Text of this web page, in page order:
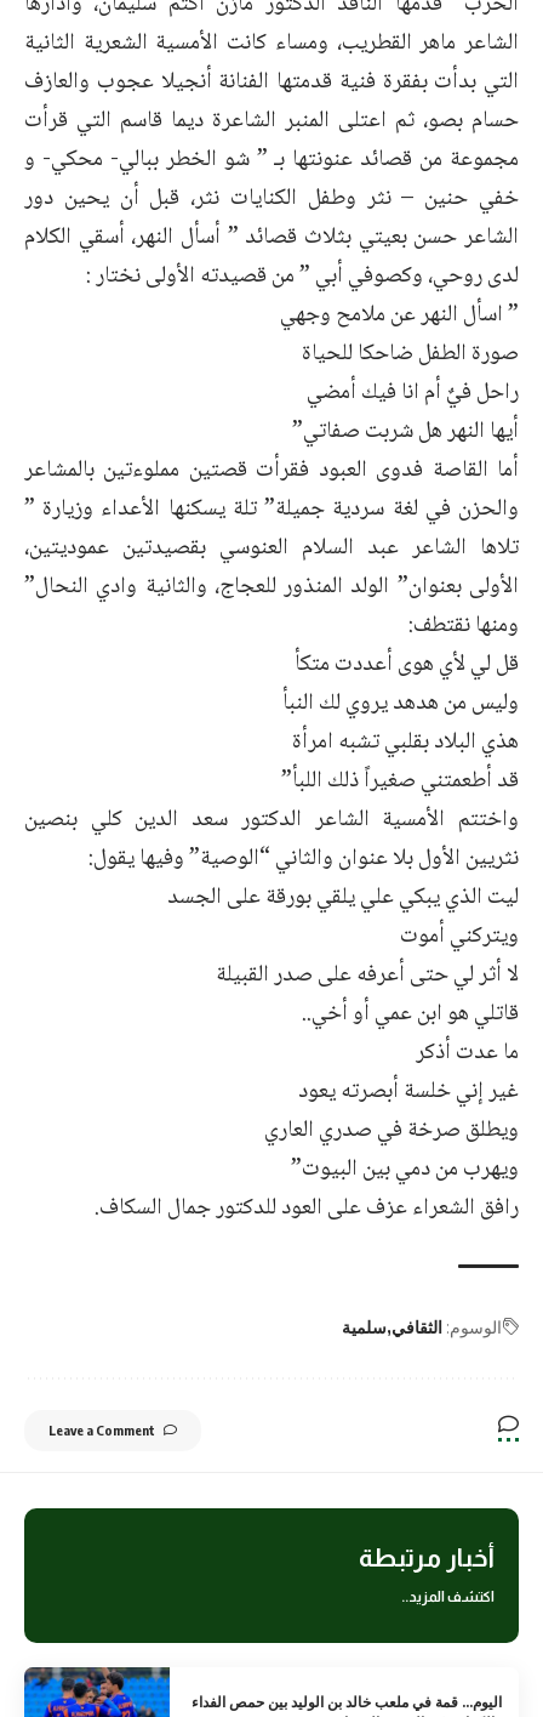
الشاعر ماهر القطريب، ومساء كانت الأمسية الشعرية الثانية
التي بدأت بفقرة فنية قدمتها الفنانة أنجيلا عجوب والعازف
حسام بصو، ثم اعتلى المنبر الشاعرة ديما قاسم التي قرأت
مجموعة من قصائد عنونتها بـ ” شو الخطر ببالي- محكي- و
خفي حنين – نثر وطفل الكنايات نثر، قبل أن يحين دور
الشاعر حسن بعيتي بثلاث قصائد ” أسأل النهر، أسقي الكلام
لدى روحي، وكصوفي أبي ” من قصيدته الأولى نختار :
” اسأل النهر عن ملامح وجهي
صورة الطفل ضاحكا للحياة
راحل فيٌ أم انا فيك أمضي
أيها النهر هل شربت صفاتي”
أما القاصة فدوى العبود فقرأت قصتين مملوءتين بالمشاعر
والحزن في لغة سردية جميلة” تلة يسكنها الأعداء وزيارة ”
تلاها الشاعر عبد السلام العنوسي بقصيدتين عموديتين،
الأولى بعنوان” الولد المنذور للعجاج، والثانية وادي النحال”
ومنها نقتطف:
قل لي لأي هوى أعددت متكأ
وليس من هدهد يروي لك النبأ
هذي البلاد بقلبي تشبه امرأة
قد أطعمتني صغيراً ذلك اللبأ”
واختتم الأمسية الشاعر الدكتور سعد الدين كلي بنصين
نثريين الأول بلا عنوان والثاني “الوصية” وفيها يقول:
ليت الذي يبكي علي يلقي بورقة على الجسد
ويتركني أموت
لا أثر لي حتى أعرفه على صدر القبيلة
قاتلي هو ابن عمي أو أخي..
ما عدت أذكر
غير إني خلسة أبصرته يعود
ويطلق صرخة في صدري العاري
ويهرب من دمي بين البيوت”
رافق الشعراء عزف على العود للدكتور جمال السكاف.
الوسوم: الثقافي سلمية
Leave a Comment
أخبار مرتبطة
اكتشف المزيد..
اليوم… قمة في ملعب خالد بن الوليد بين حمص الفداء